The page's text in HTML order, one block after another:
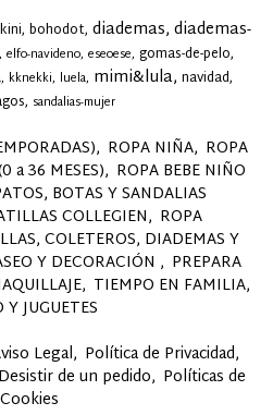
bohodot diademas diademas-
elfo-navideno eseoese gomas-de-pelo
kknekki luela mimi&lula navidad
sandalias-mujer
ROPA NIÑA ROPA
a 36 MESES) ROPA BEBE NIÑO
BOTAS Y SANDALIAS
COLLEGIEN ROPA
COLETEROS, DIADEMAS Y
Y DECORACIÓN
PREPARA
TIEMPO EN FAMILIA,
Y JUGUETES
Legal Política de Privacidad
Desistir de un pedido Políticas de
Cookies